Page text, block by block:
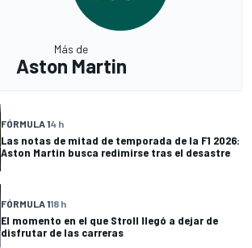
Más de
Aston Martin
FÓRMULA 14 h
Las notas de mitad de temporada de la F1 2026:
Aston Martin busca redimirse tras el desastre
FÓRMULA 118 h
El momento en el que Stroll llegó a dejar de
disfrutar de las carreras